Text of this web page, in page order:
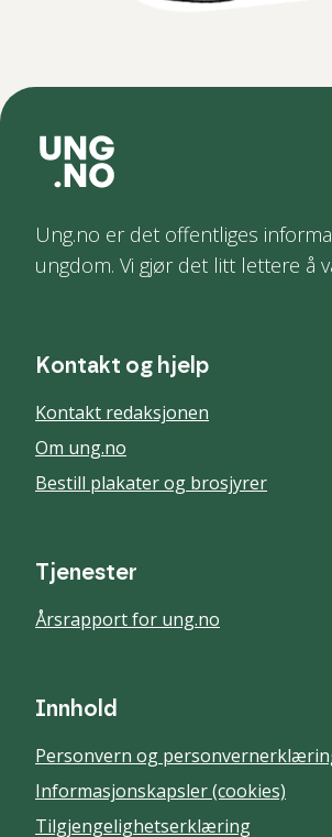
Ung.no er det offentliges
ungdom. Vi gjør det litt lettere å
Kontakt og hjelp
Kontakt redaksjonen
Om ung.no
Bestill plakater og brosjyrer
Tjenester
Årsrapport for ung.no
Innhold
Personvern og
Informasjonskapsler (cookies)
Tilgjengelighetserklæring